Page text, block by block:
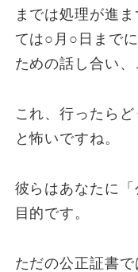
までは処理が進
ては○月○日まで
ための話し合い、
これ、行ったら
と怖いですね。
彼らはあなたに
目的です。
ただの公正証書